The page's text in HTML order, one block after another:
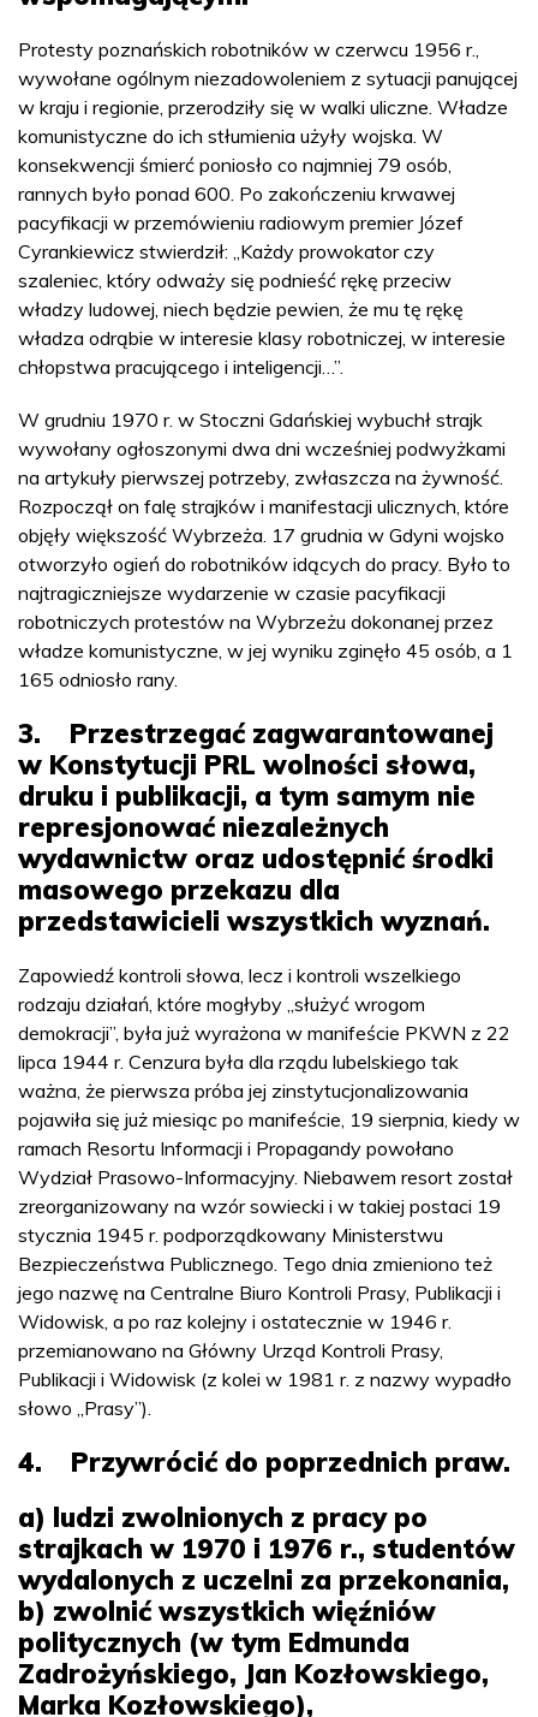
Protesty poznańskich robotników w czerwcu 1956 r.,
wywołane ogólnym niezadowoleniem z sytuacji panującej
w kraju i regionie, przerodziły się w walki uliczne. Władze
komunistyczne do ich stłumienia użyły wojska. W
konsekwencji śmierć poniosło co najmniej 79 osób,
rannych było ponad 600. Po zakończeniu krwawej
pacyfikacji w przemówieniu radiowym premier Józef
Cyrankiewicz stwierdził: „Każdy prowokator czy
szaleniec, który odważy się podnieść rękę przeciw
władzy ludowej, niech będzie pewien, że mu tę rękę
władza odrąbie w interesie klasy robotniczej, w interesie
chłopstwa pracującego i inteligencji…”.
W grudniu 1970 r. w Stoczni Gdańskiej wybuchł strajk
wywołany ogłoszonymi dwa dni wcześniej podwyżkami
na artykuły pierwszej potrzeby, zwłaszcza na żywność.
Rozpoczął on falę strajków i manifestacji ulicznych, które
objęły większość Wybrzeża. 17 grudnia w Gdyni wojsko
otworzyło ogień do robotników idących do pracy. Było to
najtragiczniejsze wydarzenie w czasie pacyfikacji
robotniczych protestów na Wybrzeżu dokonanej przez
władze komunistyczne, w jej wyniku zginęło 45 osób, a 1
165 odniosło rany.
3. Przestrzegać zagwarantowanej
w Konstytucji PRL wolności słowa,
druku i publikacji, a tym samym nie
represjonować niezależnych
wydawnictw oraz udostępnić środki
masowego przekazu dla
przedstawicieli wszystkich wyznań.
Zapowiedź kontroli słowa, lecz i kontroli wszelkiego
rodzaju działań, które mogłyby „służyć wrogom
demokracji”, była już wyrażona w manifeście PKWN z 22
lipca 1944 r. Cenzura była dla rządu lubelskiego tak
ważna, że pierwsza próba jej zinstytucjonalizowania
pojawiła się już miesiąc po manifeście, 19 sierpnia, kiedy w
ramach Resortu Informacji i Propagandy powołano
Wydział Prasowo-Informacyjny. Niebawem resort został
zreorganizowany na wzór sowiecki i w takiej postaci 19
stycznia 1945 r. podporządkowany Ministerstwu
Bezpieczeństwa Publicznego. Tego dnia zmieniono też
jego nazwę na Centralne Biuro Kontroli Prasy, Publikacji i
Widowisk, a po raz kolejny i ostatecznie w 1946 r.
przemianowano na Główny Urząd Kontroli Prasy,
Publikacji i Widowisk (z kolei w 1981 r. z nazwy wypadło
słowo „Prasy”).
4. Przywrócić do poprzednich praw.
a) ludzi zwolnionych z pracy po
strajkach w 1970 i 1976 r., studentów
wydalonych z uczelni za przekonania,
b) zwolnić wszystkich więźniów
politycznych (w tym Edmunda
Zadrożyńskiego, Jan Kozłowskiego,
Marka Kozłowskiego),